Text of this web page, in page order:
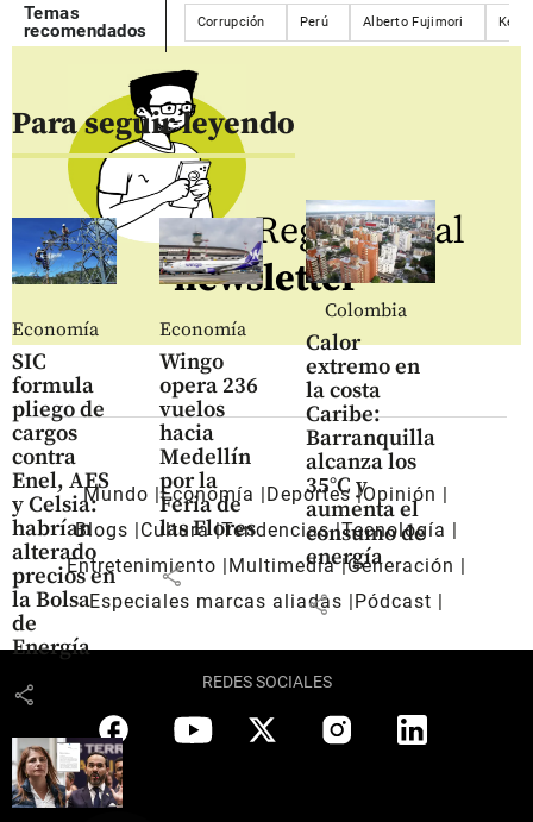
Temas
recomendados
Corrupción Perú Alberto Fujimori
Para seguir leyendo
Economía
SIC
formula
pliego de
cargos
contra
Enel, AES
y Celsia:
habrían
alterado
precios en
la Bolsa
de
Energía
share
Economía
Wingo
opera 236
vuelos
hacia
Medellín
por la
Feria de
las Flores
share
Colombia
Calor
extremo en
la costa
Caribe:
Barranquilla
alcanza los
35°C y
aumenta el
consumo de
energía
share
Regístrate al
newsletter
Mundo Economía Deportes
Opinión
Blogs
Cultura Tendencias Tecnología
Entretenimiento
Multimedia Generación
Especiales marcas aliadas
Pódcast
REDES SOCIALES